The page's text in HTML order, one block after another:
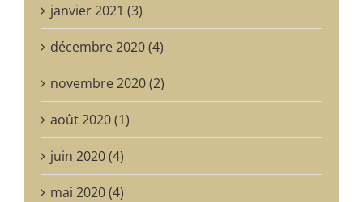
janvier 2021 (3)
décembre 2020 (4)
novembre 2020 (2)
août 2020 (1)
juin 2020 (4)
mai 2020 (4)